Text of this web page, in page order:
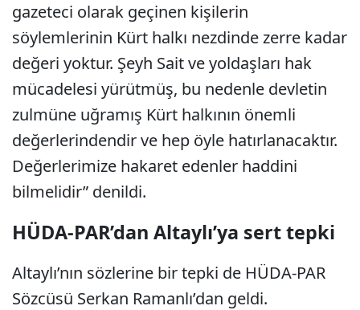
gazeteci olarak geçinen kişilerin
söylemlerinin Kürt halkı nezdinde zerre kadar
değeri yoktur. Şeyh Sait ve yoldaşları hak
mücadelesi yürütmüş, bu nedenle devletin
zulmüne uğramış Kürt halkının önemli
değerlerindendir ve hep öyle hatırlanacaktır.
Değerlerimize hakaret edenler haddini
bilmelidir” denildi.
HÜDA-PAR’dan Altaylı’ya sert tepki
Altaylı’nın sözlerine bir tepki de HÜDA-PAR
Sözcüsü Serkan Ramanlı’dan geldi.